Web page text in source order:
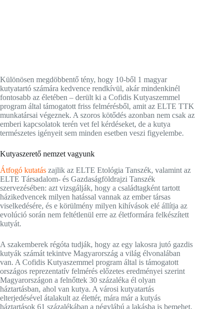
Különösen megdöbbentő tény, hogy 10-ből 1 magyar
kutyatartó számára kedvence rendkívül, akár mindenkinél
fontosabb az életében – derült ki a Cofidis Kutyaszemmel
program által támogatott friss felmérésből, amit az ELTE TTK
munkatársai végeznek. A szoros kötődés azonban nem csak az
emberi kapcsolatok terén vet fel kérdéseket, de a kutya
természetes igényeit sem minden esetben veszi figyelembe.
Kutyaszerető nemzet vagyunk
Átfogó kutatás zajlik az ELTE Etológia Tanszék, valamint az
ELTE Társadalom- és Gazdaságföldrajzi Tanszék
szervezésében: azt vizsgálják, hogy a családtagként tartott
házikedvencek milyen hatással vannak az ember társas
viselkedésére, és e körülmény milyen kihívások elé állítja az
evolúció során nem feltétlenül erre az életformára felkészített
kutyát.
A szakemberek régóta tudják, hogy az egy lakosra jutó gazdis
kutyák számát tekintve Magyarország a világ élvonalában
van. A Cofidis Kutyaszemmel program által is támogatott
országos reprezentatív felmérés előzetes eredményei szerint
Magyarországon a felnőttek 30 százaléka él olyan
háztartásban, ahol van kutya. A városi kutyatartás
elterjedésével átalakult az élettér, mára már a kutyás
háztartások 61 százalékában a négylábú a lakásba is bemehet.